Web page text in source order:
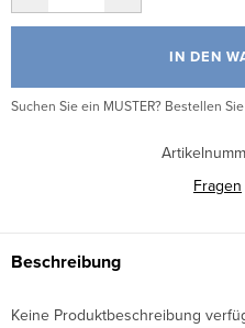
IN DEN
Suchen Sie ein MUSTER? Bestellen
Fragen
Beschreibung
Keine Produktbeschreibung